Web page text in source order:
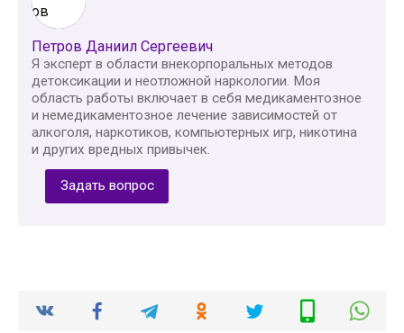
Петров Даниил Сергеевич
Я эксперт в области внекорпоральных методов
детоксикации и неотложной наркологии. Моя
область работы включает в себя медикаментозное
и немедикаментозное лечение зависимостей от
алкоголя, наркотиков, компьютерных игр, никотина
и других вредных привычек.
Задать вопрос